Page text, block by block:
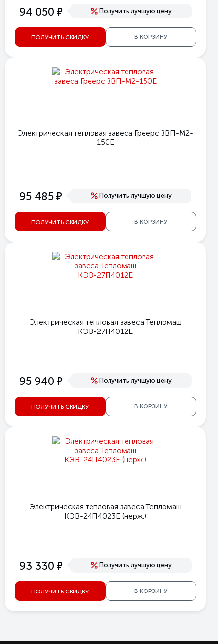
94 050 е Получить лучшую цену
ПОЛУЧИТЬ СКИДКУ В КОРЗИНУ
Электрическая тепловая завеса Греерс ЗВП-М2-
150Е
95 485 е Получить лучшую цену
ПОЛУЧИТЬ СКИДКУ В КОРЗИНУ
Электрическая тепловая завеса Тепломаш
КЭВ-27П4012E
95 940 е Получить лучшую цену
ПОЛУЧИТЬ СКИДКУ В КОРЗИНУ
Электрическая тепловая завеса Тепломаш
КЭВ-24П4023Е (нерж.)
93 330 е Получить лучшую цену
ПОЛУЧИТЬ СКИДКУ В КОРЗИНУ